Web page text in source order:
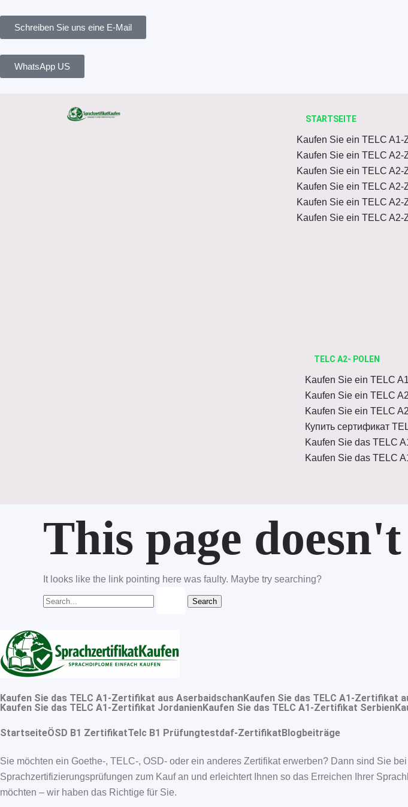
content
Schreiben Sie uns eine E-Mail
WhatsApp US
STARTSEITE
Kaufen Sie ein TELC
Kaufen Sie ein TELC A2-
Kaufen Sie ein TELC A2-
Kaufen Sie ein TELC A2-
Kaufen Sie ein TELC A2-
Kaufen Sie ein TELC A2-
TELC A2- POLEN
Kaufen Sie ein TELC
Kaufen Sie ein TELC
Kaufen Sie ein TELC
Купить сертификат
Kaufen Sie das TELC
Kaufen Sie das TELC
This page
It looks like the link pointing here was faulty. Maybe try searching?
Kaufen Sie das TELC A1-Zertifikat aus AserbaidschanKaufen Sie das TELC A1-Zertifikat
Kaufen Sie das TELC A1-Zertifikat JordanienKaufen Sie das TELC A1-Zertifikat Serbien
StartseiteÖSD B1 ZertifikatTelc B1 Prüfungtestdaf-ZertifikatBlogbeiträge
Sie möchten ein Goethe-, TELC-, OSD- oder ein anderes Zertifikat erwerben? Dann sind Sie
Sprachzertifizierungsprüfungen zum Kauf an und erleichtert Ihnen so das Erreichen Ihrer
möchten – wir haben das Richtige für Sie.